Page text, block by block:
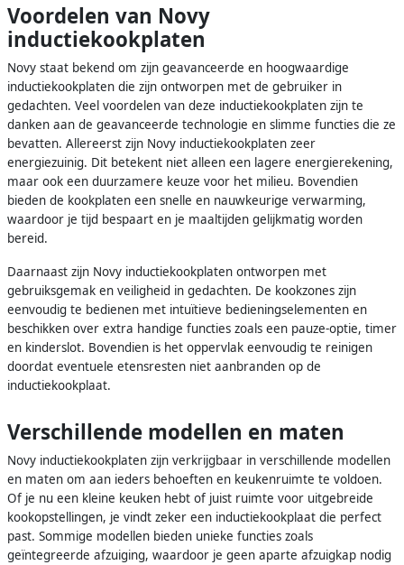
Voordelen van Novy
inductiekookplaten
Novy staat bekend om zijn geavanceerde en hoogwaardige
inductiekookplaten die zijn ontworpen met de gebruiker in
gedachten. Veel voordelen van deze inductiekookplaten zijn te
danken aan de geavanceerde technologie en slimme functies die ze
bevatten. Allereerst zijn Novy inductiekookplaten zeer
energiezuinig. Dit betekent niet alleen een lagere energierekening,
maar ook een duurzamere keuze voor het milieu. Bovendien
bieden de kookplaten een snelle en nauwkeurige verwarming,
waardoor je tijd bespaart en je maaltijden gelijkmatig worden
bereid.
Daarnaast zijn Novy inductiekookplaten ontworpen met
gebruiksgemak en veiligheid in gedachten. De kookzones zijn
eenvoudig te bedienen met intuïtieve bedieningselementen en
beschikken over extra handige functies zoals een pauze-optie, timer
en kinderslot. Bovendien is het oppervlak eenvoudig te reinigen
doordat eventuele etensresten niet aanbranden op de
inductiekookplaat.
Verschillende modellen en maten
Novy inductiekookplaten zijn verkrijgbaar in verschillende modellen
en maten om aan ieders behoeften en keukenruimte te voldoen.
Of je nu een kleine keuken hebt of juist ruimte voor uitgebreide
kookopstellingen, je vindt zeker een inductiekookplaat die perfect
past. Sommige modellen bieden unieke functies zoals
geïntegreerde afzuiging, waardoor je geen aparte afzuigkap nodig